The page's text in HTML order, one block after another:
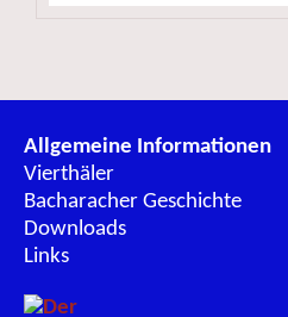
Allgemeine Informationen
Vierthäler
Bacharacher Geschichte
Downloads
Links